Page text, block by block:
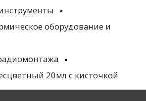
оборудование и
20мл с кисточкой